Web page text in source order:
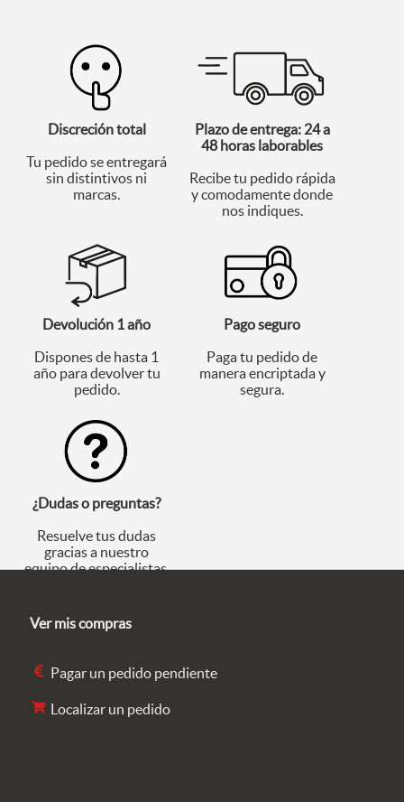
Discreción total
Tu pedido se entregará
sin distintivos ni
marcas.
Plazo de entrega: 24 a
48 horas laborables
Recibe tu pedido rápida
y comodamente donde
nos indiques.
Devolución 1 año
Dispones de hasta 1
año para devolver tu
pedido.
Pago seguro
Paga tu pedido de
manera encriptada y
segura.
¿Dudas o preguntas?
Resuelve tus dudas
gracias a nuestro
equipo de especialistas.
Ver mis compras
Pagar un pedido pendiente
Localizar un pedido